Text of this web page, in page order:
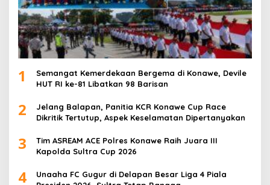
1
Semangat Kemerdekaan Bergema di Konawe, Devile
HUT RI ke-81 Libatkan 98 Barisan
2
Jelang Balapan, Panitia KCR Konawe Cup Race
Dikritik Tertutup, Aspek Keselamatan Dipertanyakan
3
Tim ASREAM ACE Polres Konawe Raih Juara III
Kapolda Sultra Cup 2026
4
Unaaha FC Gugur di Delapan Besar Liga 4 Piala